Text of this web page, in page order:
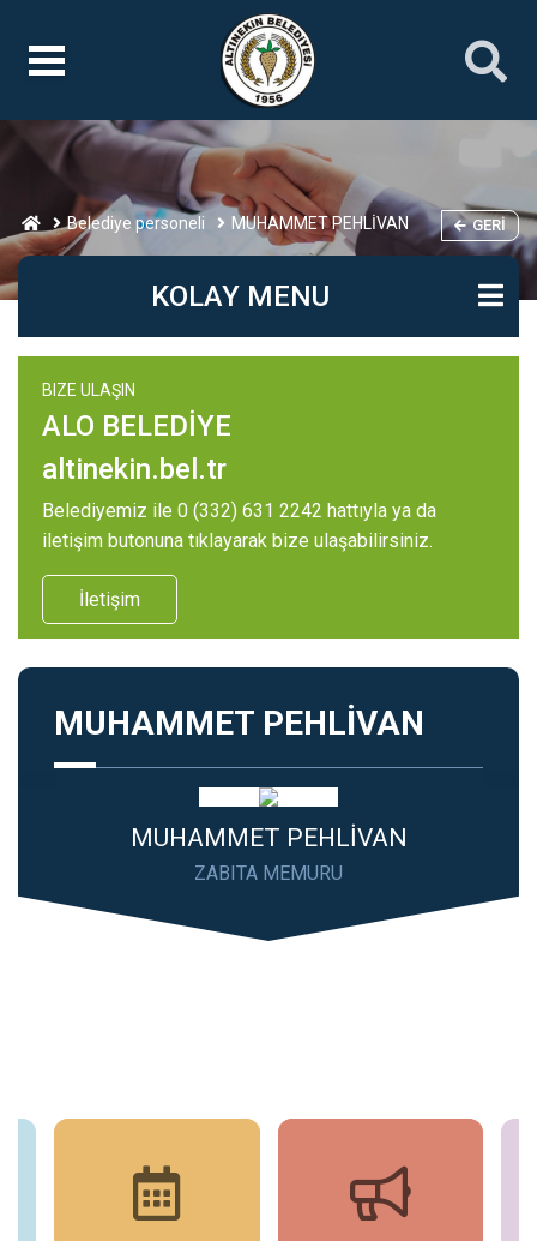
Belediye personeli MUHAMMET PEHLİVAN GERI
KOLAY MENU
BIZE ULAŞIN
ALO BELEDİYE
altinekin.bel.tr
Belediyemiz ile 0 (332) 631 2242 hattıyla ya da
iletişim butonuna tıklayarak bize ulaşabilirsiniz.
İletişim
MUHAMMET PEHLİVAN
MUHAMMET PEHLİVAN
ZABITA MEMURU